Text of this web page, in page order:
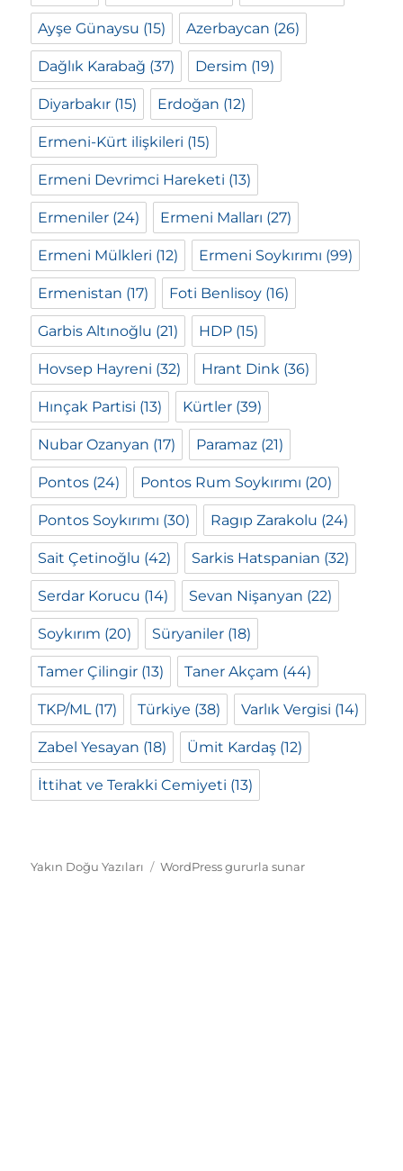
Ayşe Günaysu (15) Azerbaycan (26)
Dağlık Karabağ (37) Dersim (19)
Diyarbakır (15) Erdoğan (12)
Ermeni-Kürt ilişkileri (15)
Ermeni Devrimci Hareketi (13)
Ermeniler (24) Ermeni Malları (27)
Ermeni Mülkleri (12) Ermeni Soykırımı (99)
Ermenistan (17) Foti Benlisoy (16)
Garbis Altınoğlu (21) HDP (15)
Hovsep Hayreni (32) Hrant Dink (36)
Hınçak Partisi (13) Kürtler (39)
Nubar Ozanyan (17) Paramaz (21)
Pontos (24) Pontos Rum Soykırımı (20)
Pontos Soykırımı (30) Ragıp Zarakolu (24)
Sait Çetinoğlu (42) Sarkis Hatspanian (32)
Serdar Korucu (14) Sevan Nişanyan (22)
Soykırım (20) Süryaniler (18)
Tamer Çilingir (13) Taner Akçam (44)
TKP/ML(17) Türkiye (38) Varlık Vergisi (14)
Zabel Yesayan (18) Ümit Kardaş (12)
İttihat ve Terakki Cemiyeti (13)
Yakın Doğu Yazıları WordPress gururla sunar